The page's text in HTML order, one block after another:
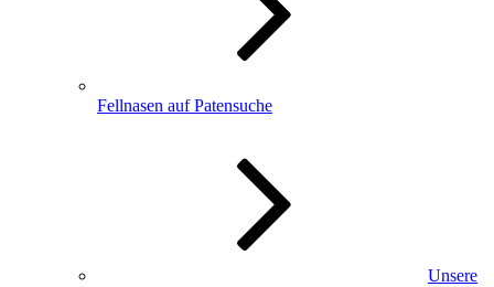
Fellnasen auf Patensuche
Unsere